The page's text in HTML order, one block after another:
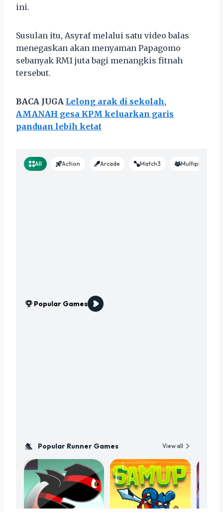
ini.
Susulan itu, Asyraf melalui satu video balas
menegaskan akan menyaman Papagomo
sebanyak RM1 juta bagi menangkis fitnah
tersebut.
BACA JUGA Lelong arak di sekolah,
AMANAH gesa KPM keluarkan garis
panduan lebih ketat